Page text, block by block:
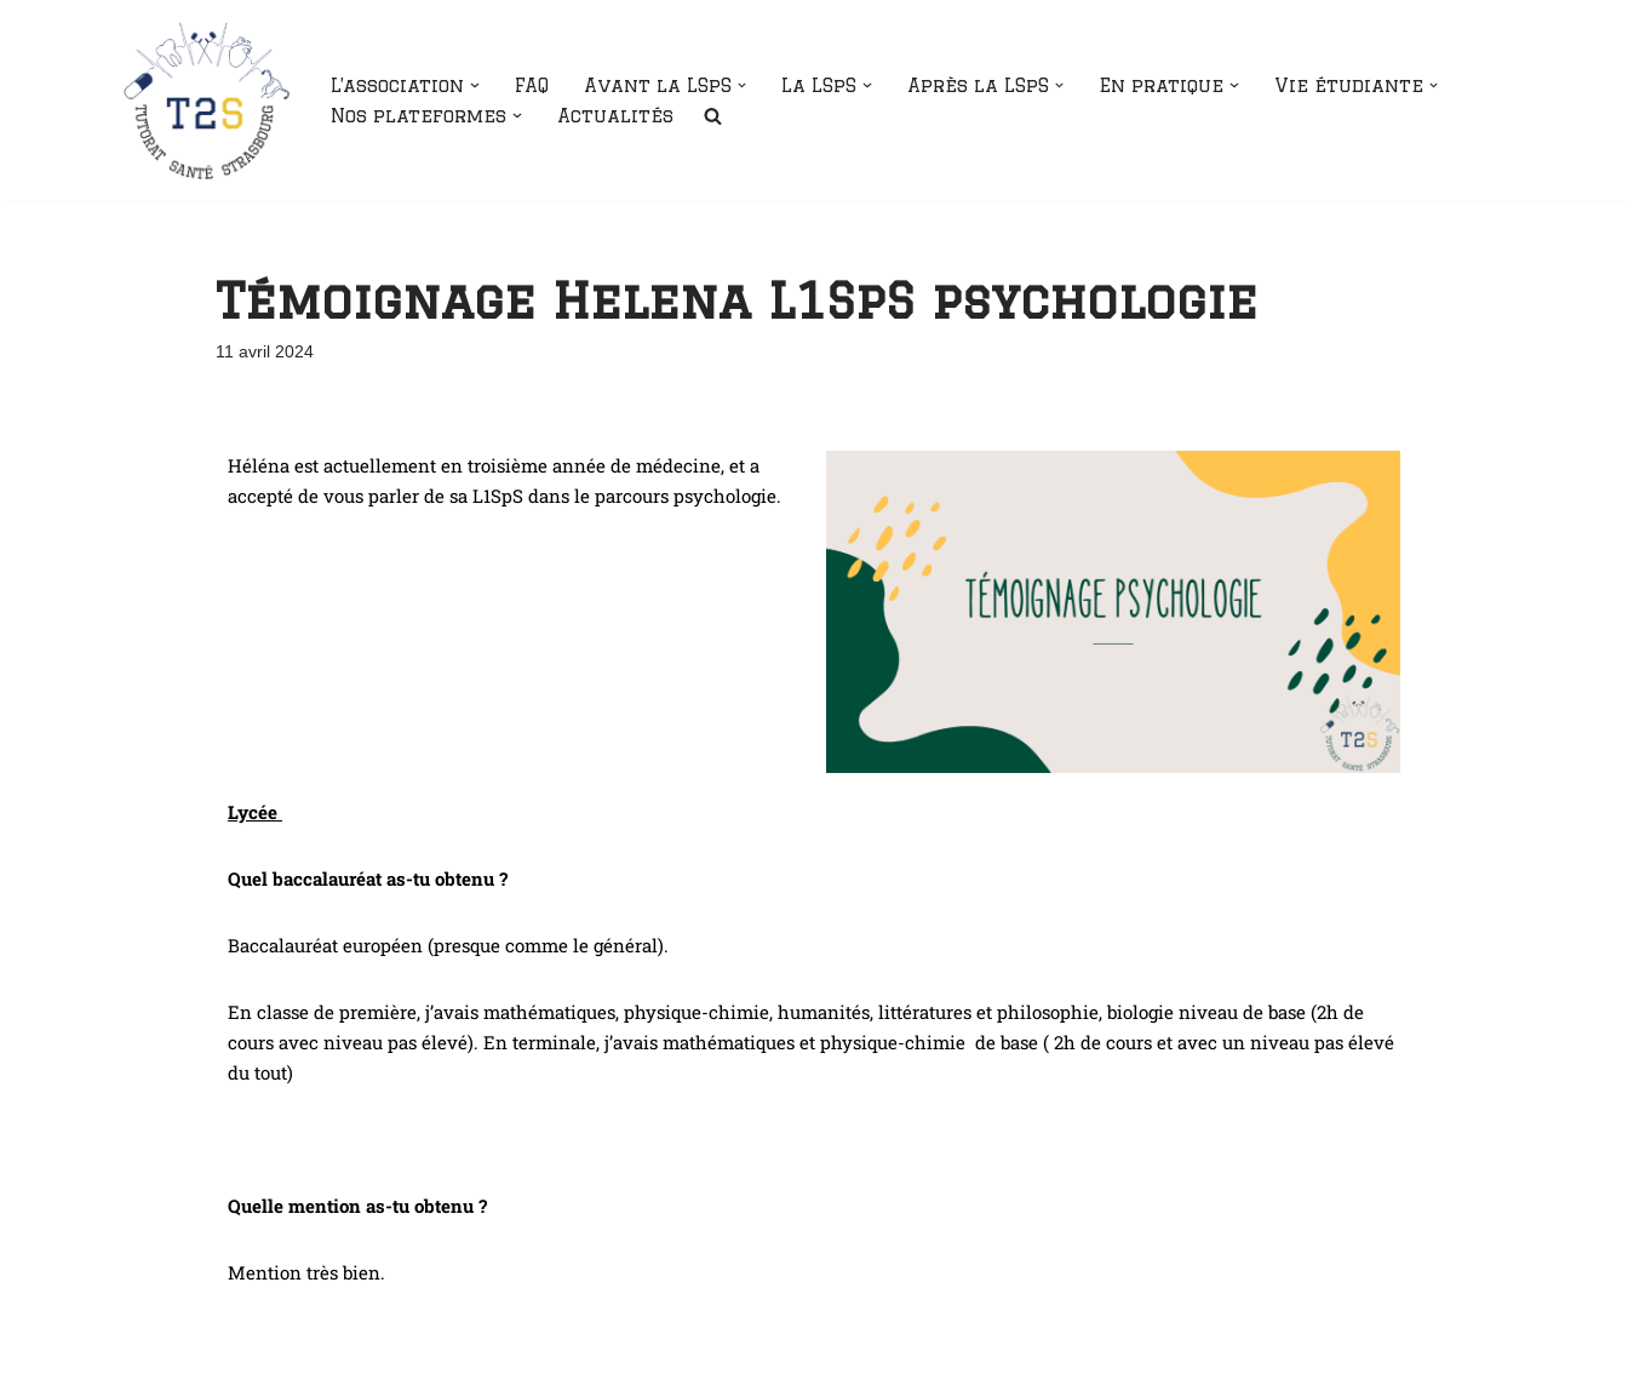
L’association FAQ Avant la LSpS La LSpS Après la LSpS En pratique
Vie étudiante
Nos plateformes
Actualités
Témoignage Helena L1SpS psychologie
11 avril 2024
Héléna est actuellement en troisième année de médecine, et a
accepté de vous parler de sa L1SpS dans le parcours psychologie.
Lycée
Quel baccalauréat as-tu obtenu ?
Baccalauréat européen (presque comme le général).
En classe de première, j’avais mathématiques, physique-chimie, humanités, littératures et philosophie, biologie niveau de base (2h de
cours avec niveau pas élevé). En terminale, j’avais mathématiques et physique-chimie de base ( 2h de cours et avec un niveau pas élevé
du tout)
Quelle mention as-tu obtenu ?
Mention très bien.